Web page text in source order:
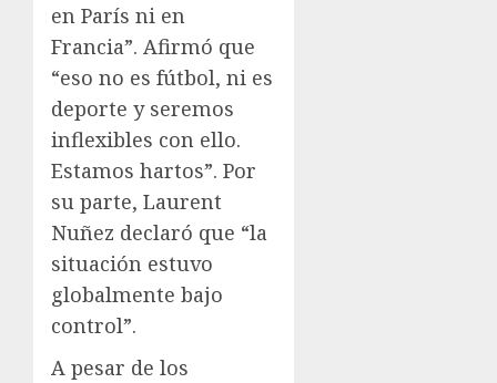
en París ni en
Francia”. Afirmó que
“eso no es fútbol, ni es
deporte y seremos
inflexibles con ello.
Estamos hartos”. Por
su parte, Laurent
Nuñez declaró que “la
situación estuvo
globalmente bajo
control”.
A pesar de los